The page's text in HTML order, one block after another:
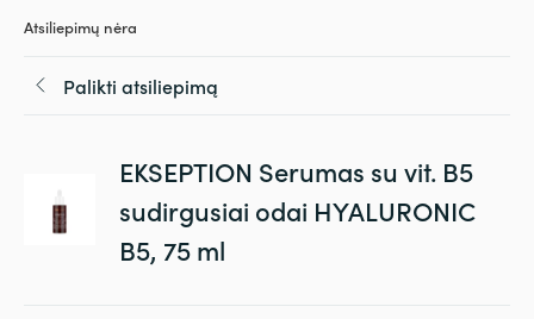
Atsiliepimų nėra
Palikti atsiliepimą
EKSEPTION Serumas su vit. B5
sudirgusiai odai HYALURONIC
B5, 75 ml